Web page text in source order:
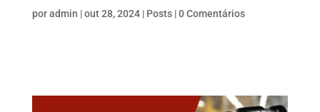
poradmin |out 28, 2024| Posts|0 Comentários